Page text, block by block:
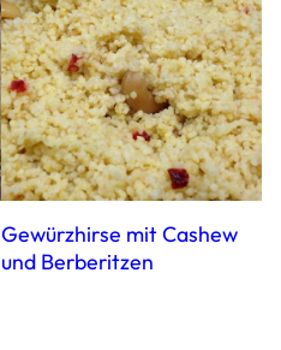
Gewürzhirse mit Cashew
und Berberitzen